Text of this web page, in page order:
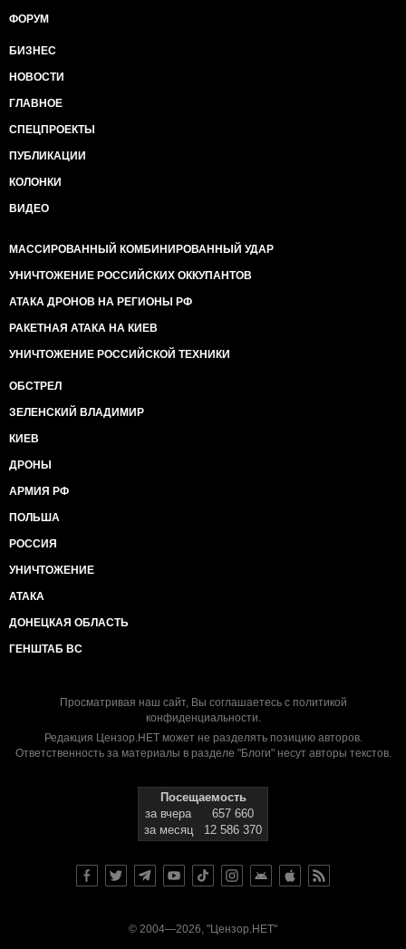
ФОРУМ
БИЗНЕС
НОВОСТИ
ГЛАВНОЕ
СПЕЦПРОЕКТЫ
ПУБЛИКАЦИИ
КОЛОНКИ
ВИДЕО
МАССИРОВАННЫЙ КОМБИНИРОВАННЫЙ УДАР
УНИЧТОЖЕНИЕ РОССИЙСКИХ ОККУПАНТОВ
АТАКА ДРОНОВ НА РЕГИОНЫ РФ
РАКЕТНАЯ АТАКА НА КИЕВ
УНИЧТОЖЕНИЕ РОССИЙСКОЙ ТЕХНИКИ
ОБСТРЕЛ
ЗЕЛЕНСКИЙ ВЛАДИМИР
КИЕВ
ДРОНЫ
АРМИЯ РФ
ПОЛЬША
РОССИЯ
УНИЧТОЖЕНИЕ
АТАКА
ДОНЕЦКАЯ ОБЛАСТЬ
ГЕНШТАБ ВС
Просматривая наш сайт, Вы соглашаетесь с политикой
конфиденциальности.
Редакция Цензор.НЕТ может не разделять позицию авторов.
Ответственность за материалы в разделе "Блоги" несут авторы текстов.
Посещаемость
за вчера
657 660
за месяц
12 586 370
© 2004—2026, "Цензор.НЕТ"